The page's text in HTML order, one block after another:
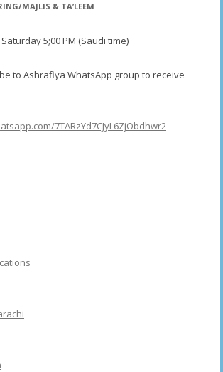
MAJLIS & TA’LEEM
5;00 PM (Saudi time)
to Ashrafiya WhatsApp group to receive
7TARzYd7CJyL6ZjObdhwr2